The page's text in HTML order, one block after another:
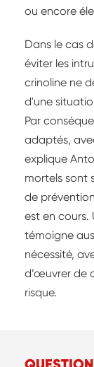
ou encore
Dans le cas
éviter les
crinoline ne
d'une
Par
adaptés,
explique
mortels sont
de
est en cours.
témoigne
nécessité,
d’œuvrer de
risque.